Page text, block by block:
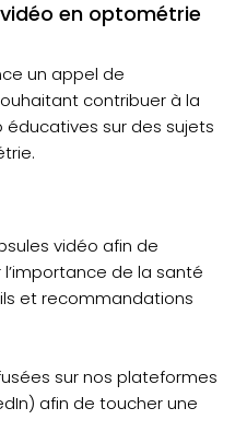
suspension
et signature électronique
applicable en optométrie
Report des UFC
en optométrie
un appel de
contribuer à la
sur des sujets
vidéo afin de
de la santé
et recommandations
sur nos plateformes
afin de toucher une